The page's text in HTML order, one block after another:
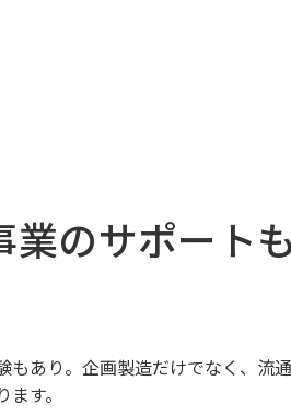
業のサポート
もあり。企画製造だけでなく、流
す。